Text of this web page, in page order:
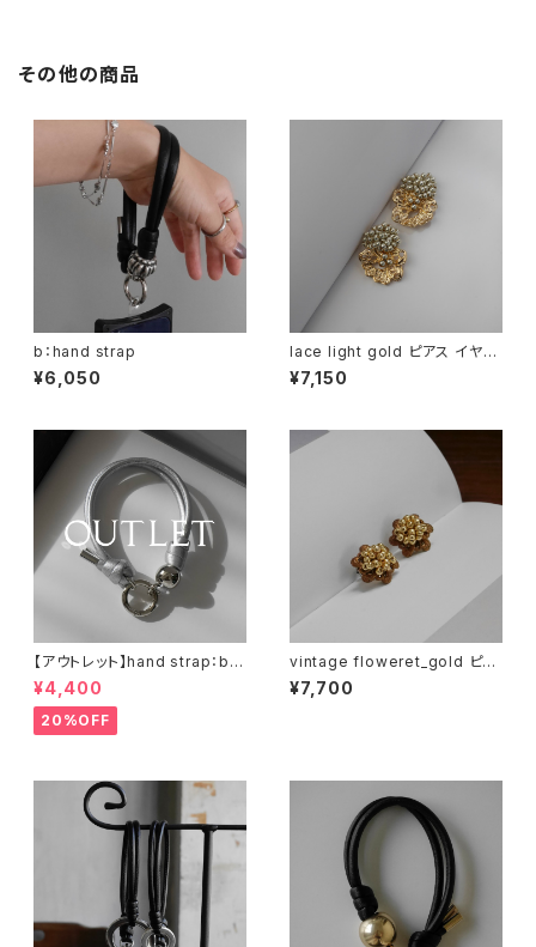
その他の商品
b：hand strap
¥6,050
lace light gold ピアス イヤリ
ング
¥7,150
【アウトレット】hand strap：bal
l silver / シルバー
¥4,400
20%OFF
vintage floweret_gold ピア
ス イヤリング
¥7,700